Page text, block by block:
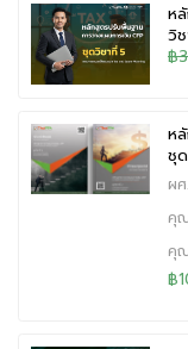
ได้แนวคิด วิธีคิด
วิทยากรที่มีประส
การทำงานจริงกับ
ห
วิ
฿
ห
ชุ
ผ
คุ
คุ
฿